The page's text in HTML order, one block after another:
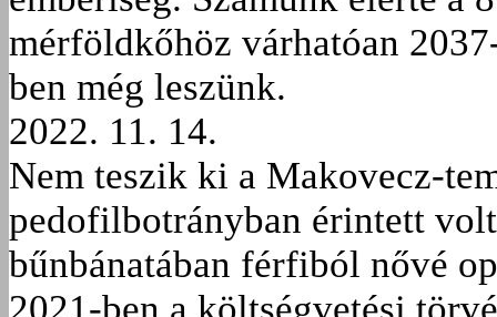
mérföldkőhöz várhatóan
ben még leszünk.
2022. 11. 14.
Nem teszik ki a Makovecz-
pedofilbotrányban érintett
bűnbánatában férfiból nővé